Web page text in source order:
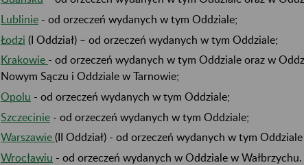
Lublinie - od orzeczeń wydanych w tym Oddziale;
Łodzi (I Oddział) – od orzeczeń wydanych w tym Oddziale;
Krakowie - od orzeczeń wydanych w tym Oddziale oraz w
Nowym Sączu i Oddziale w Tarnowie;
Opolu - od orzeczeń wydanych w tym Oddziale;
Szczecinie - od orzeczeń wydanych w tym Oddziale;
Warszawie (II Oddział) - od orzeczeń wydanych w tym
Wrocławiu - od orzeczeń wydanych w Oddziale w Wałbrzychu.